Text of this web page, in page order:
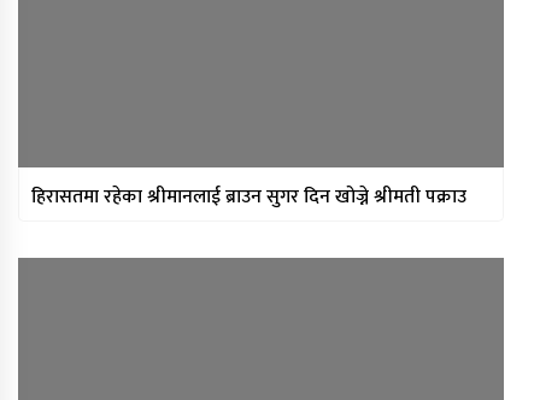
हिरासतमा रहेका श्रीमानलाई ब्राउन सुगर दिन खोज्ने श्रीमती पक्राउ